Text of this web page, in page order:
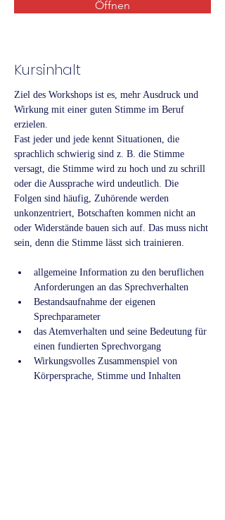
Öffnen
Kursinhalt
Ziel des Workshops ist es, mehr Ausdruck und
Wirkung mit einer guten Stimme im Beruf
erzielen.
Fast jeder und jede kennt Situationen, die
sprachlich schwierig sind z. B. die Stimme
versagt, die Stimme wird zu hoch und zu schrill
oder die Aussprache wird undeutlich. Die
Folgen sind häufig, Zuhörende werden
unkonzentriert, Botschaften kommen nicht an
oder Widerstände bauen sich auf. Das muss nicht
sein, denn die Stimme lässt sich trainieren.
allgemeine Information zu den beruflichen
Anforderungen an das Sprechverhalten
Bestandsaufnahme der eigenen
Sprechparameter
das Atemverhalten und seine Bedeutung für
einen fundierten Sprechvorgang
Wirkungsvolles Zusammenspiel von
Körpersprache, Stimme und Inhalten